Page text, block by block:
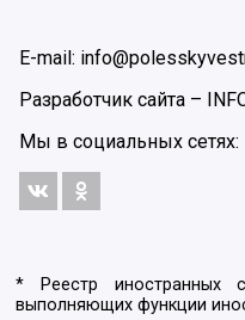
E-mail:
Разработчик сайта –
Мы в социальных сетях:
* Реестр иностранных
выполняющих функции